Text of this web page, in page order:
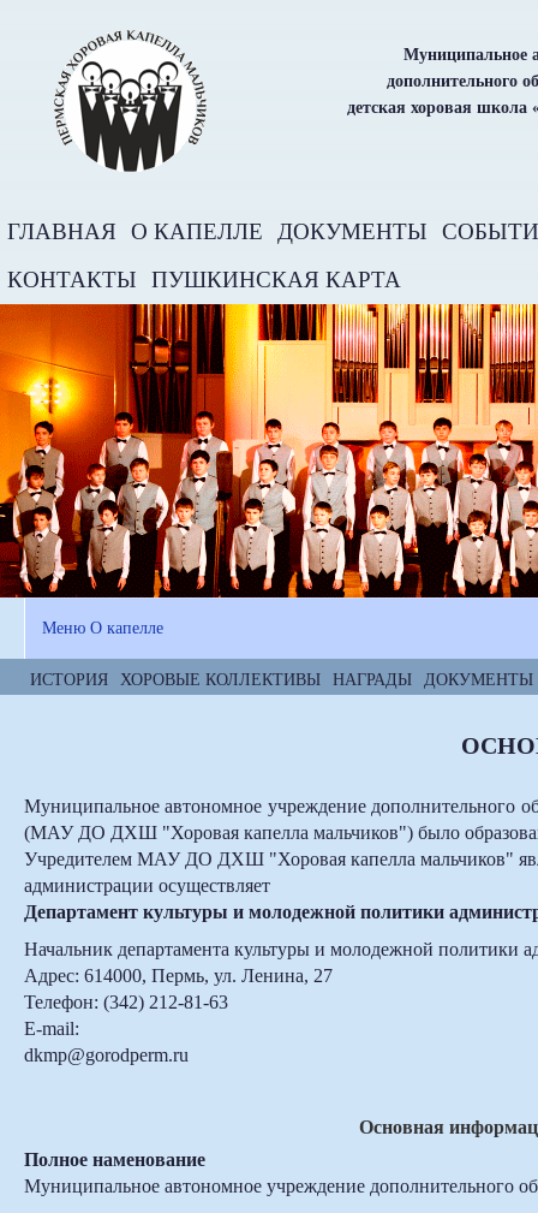
Муниципальное
дополнительного
детская хоровая школа
ГЛАВНАЯ О КАПЕЛЛЕ ДОКУМЕНТЫ
КОНТАКТЫ
ПУШКИНСКАЯ КАРТА
Меню О капелле
ИСТОРИЯ ХОРОВЫЕ КОЛЛЕКТИВЫ НАГРАДЫ ДОКУМЕНТЫ
Муниципальное автономное учреждение дополнительного
(МАУ ДО ДХШ "Хоровая капелла мальчиков") было
Учредителем МАУ ДО ДХШ "Хоровая капелла мальчиков"
администрации осуществляет
Департамент культуры и молодежной политики
Начальник департамента культуры и молодежной политики
Адрес: 614000, Пермь, ул. Ленина, 27
Телефон: (342) 212-81-63
E-mail:
dkmp@gorodperm.ru
Основная
Полное наменование
Муниципальное автономное учреждение дополнительного